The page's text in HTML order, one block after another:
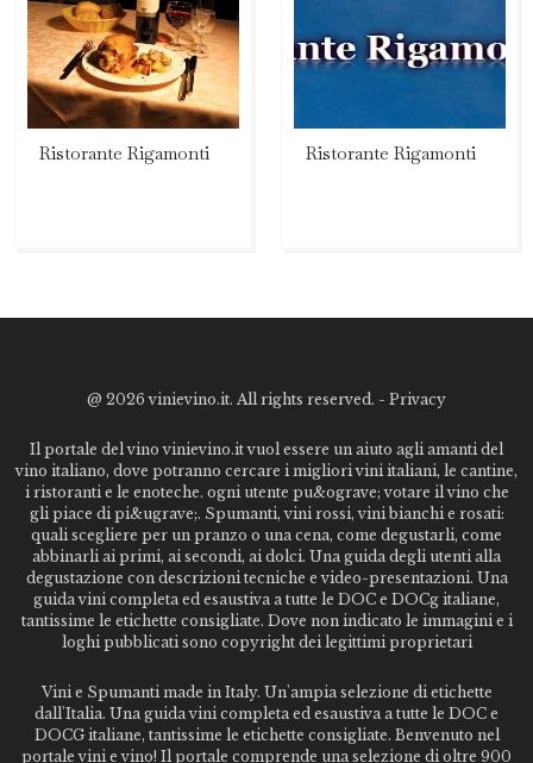
Ristorante Rigamonti Ristorante Rigamonti
@ 2026 vinievino.it. All rights reserved. - Privacy
Il portale del vino vinievino.it vuol essere un aiuto agli amanti del
vino italiano, dove potranno cercare i migliori vini italiani, le cantine,
i ristoranti e le enoteche. ogni utente pu&ograve; votare il vino che
gli piace di pi&ugrave;. Spumanti, vini rossi, vini bianchi e rosati:
quali scegliere per un pranzo o una cena, come degustarli, come
abbinarli ai primi, ai secondi, ai dolci. Una guida degli utenti alla
degustazione con descrizioni tecniche e video-presentazioni. Una
guida vini completa ed esaustiva a tutte le DOC e DOCg italiane,
tantissime le etichette consigliate. Dove non indicato le immagini e i
loghi pubblicati sono copyright dei legittimi proprietari
Vini e Spumanti made in Italy. Un'ampia selezione di etichette
dall'Italia. Una guida vini completa ed esaustiva a tutte le DOC e
DOCG italiane, tantissime le etichette consigliate. Benvenuto nel
portale vini e vino! Il portale comprende una selezione di oltre 900